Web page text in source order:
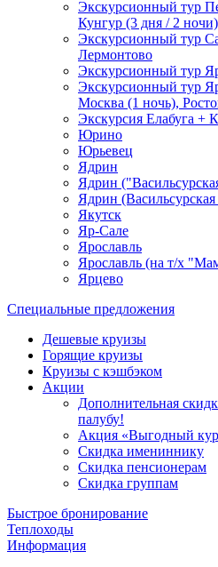
Экскурсионный тур
Кунгур (3 дня / 2
Экскурсионный тур
Лермонтово
Экскурсионный тур
Экскурсионный тур
Москва (1 ночь),
Экскурсия Елабуга +
Юрино
Юрьевец
Ядрин
Ядрин
Ядрин
Якутск
Яр-Сале
Ярославль
Ярославль (на т/х
Ярцево
Специальные предложения
Дешевые круизы
Горящие круизы
Круизы с кэшбэком
Акции
Дополнительная
палубу!
Акция «Выгодный
Скидка имениннику
Скидка пенсионерам
Скидка группам
Быстрое бронирование
Теплоходы
Информация